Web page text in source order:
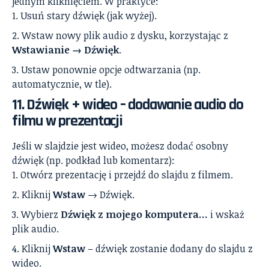
Usuń stary dźwięk (jak wyżej).
Wstaw nowy plik audio z dysku, korzystając z
Wstawianie → Dźwięk.
Ustaw ponownie opcje odtwarzania (np.
automatycznie, w tle).
11. Dźwięk + wideo – dodawanie audio do
filmu w prezentacji
Jeśli w slajdzie jest wideo, możesz dodać osobny
dźwięk (np. podkład lub komentarz):
Otwórz prezentację i przejdź do slajdu z filmem.
KliknijWstaw → Dźwięk.
Wybierz Dźwięk z mojego komputera… i wskaż
plik audio.
KliknijWstaw– dźwięk zostanie dodany do slajdu z
wideo.